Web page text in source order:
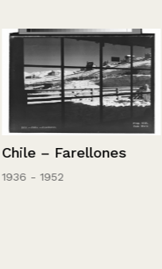
Chile – Farellones
1936 - 1952